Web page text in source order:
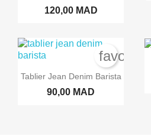
120,00 MAD
Tablier Jean Denim Barista
90,00 MAD